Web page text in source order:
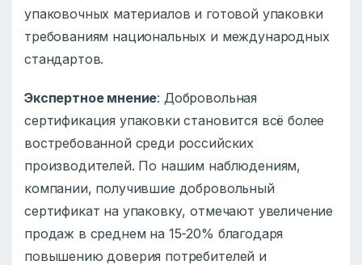
упаковочных материалов и готовой упаковки
требованиям национальных и международных
стандартов.
Экспертное мнение: Добровольная
сертификация упаковки становится всё более
востребованной среди российских
производителей. По нашим наблюдениям,
компании, получившие добровольный
сертификат на упаковку, отмечают увеличение
продаж в среднем на 15-20% благодаря
повышению доверия потребителей и